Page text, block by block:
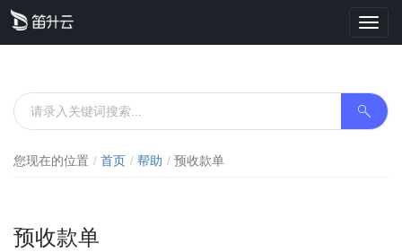
您现在的位置 首页 帮助 预收款单
预收款单